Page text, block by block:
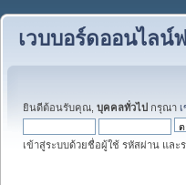
เวบบอร์ดออนไลน์
ยินดีต้อนรับคุณ, บุคคลทั่วไป กรุณา
เข้าสู่ระบบด้วยชื่อผู้ใช้ รหัสผ่าน และ